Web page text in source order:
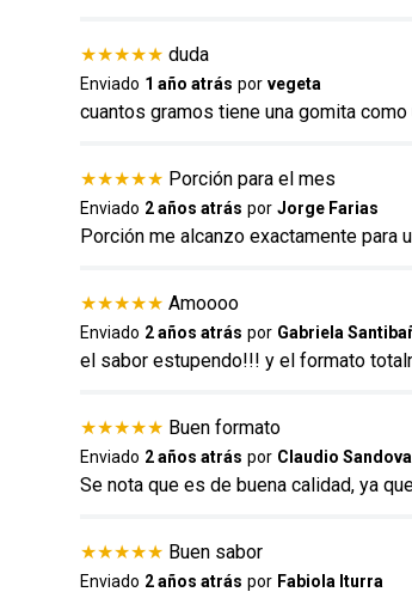
★★★★★ duda
Enviado 1 año atrás por vegeta
cuantos gramos tiene una gomita
★★★★★ Porción para el mes
Enviado 2 años atrás por Jorge Farias
Porción me alcanzo exactamente para
★★★★★ Amoooo
Enviado 2 años atrás por Gabriela
el sabor estupendo!!! y el formato
★★★★★ Buen formato
Enviado 2 años atrás por Claudio Sandoval
Se nota que es de buena calidad, ya
★★★★★ Buen sabor
Enviado 2 años atrás por Fabiola Iturra